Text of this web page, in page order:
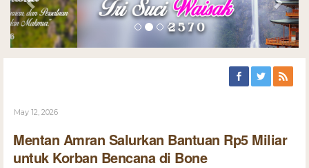
May 12, 2026
Mentan Amran Salurkan Bantuan Rp5 Miliar
untuk Korban Bencana di Bone